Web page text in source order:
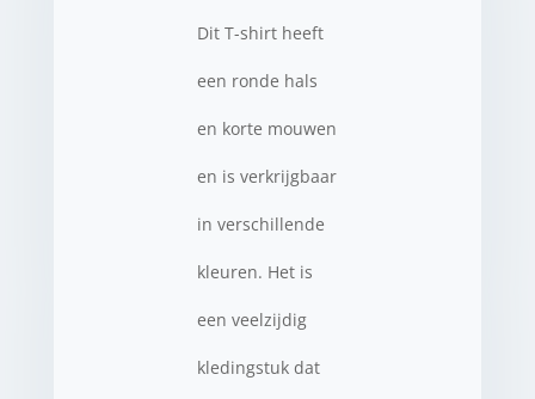
Dit T-shirt heeft
een ronde hals
en korte mouwen
en is verkrijgbaar
in verschillende
kleuren. Het is
een veelzijdig
kledingstuk dat